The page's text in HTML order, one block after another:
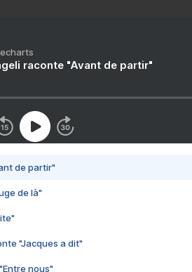
raconte "Avant de partir"
de partir"
de là"
"Jacques a dit"
nous"